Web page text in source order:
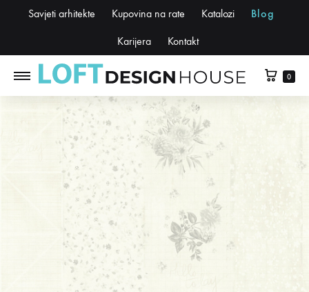
Savjeti arhitekte Kupovina na rate Katalozi Blog
Karijera Kontakt
0